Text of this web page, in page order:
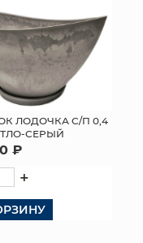
ЛОДОЧКА С/П 0,4
СЕРЫЙ
₽
+